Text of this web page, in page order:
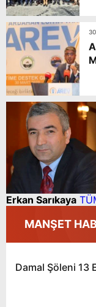
Erkan Sarıkaya
MANŞET
Damal Şöleni 13